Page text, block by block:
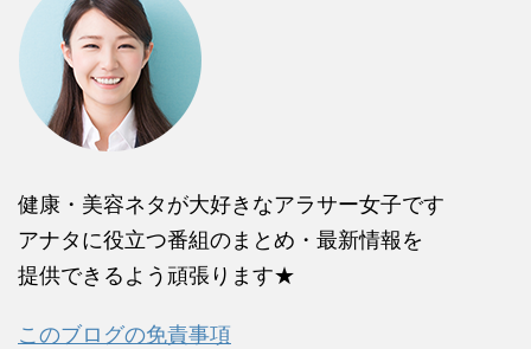
健康・美容ネタが大好きなアラサー女子です
アナタに役立つ番組のまとめ・最新情報を
提供できるよう頑張ります★
このブログの免責事項